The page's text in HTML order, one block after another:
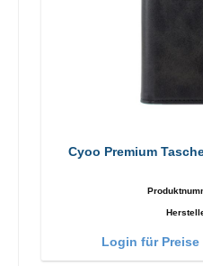
Cyoo Premium
Login für